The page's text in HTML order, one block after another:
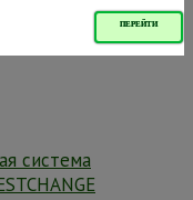
ПЕРЕЙТИ